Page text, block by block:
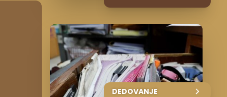
DEDOVANJE